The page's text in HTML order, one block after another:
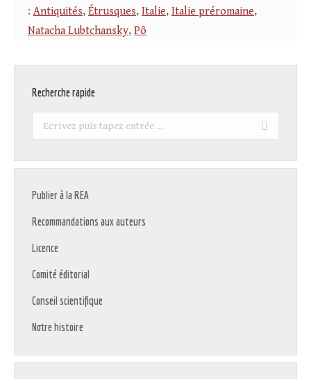
: Antiquités, Étrusques, Italie, Italie préromaine,
Natacha Lubtchansky, Pô
Recherche rapide
Recherche
Publier à la REA
Recommandations aux auteurs
Licence
Comité éditorial
Conseil scientifique
Notre histoire